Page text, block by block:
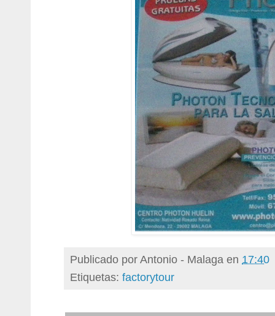
Publicado porAntonio - Malaga en 17:40
Etiquetas: factorytour